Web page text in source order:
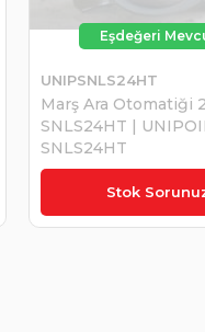
Stok
Marş Ara Otomatiği
SNLS24HT |
SNLS24HT
UNIPSNLS24HT
₺1.367,74